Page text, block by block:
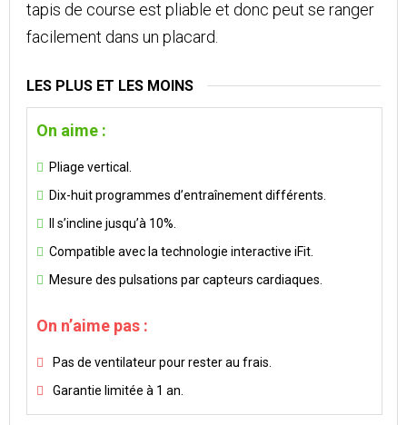
tapis de course est pliable et donc peut se ranger
facilement dans un placard.
LES PLUS ET LES MOINS
On aime :
Pliage vertical.
Dix-huit programmes d’entraînement différents.
Il s’incline jusqu’à 10%.
Compatible avec la technologie interactive iFit.
Mesure des pulsations par capteurs cardiaques.
On n’aime pas :
Pas de ventilateur pour rester au frais.
Garantie limitée à 1 an.